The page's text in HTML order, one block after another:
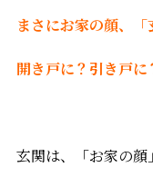
まさにお家の顔、「
開き戸に？引き戸に
玄関は、「お家の顔